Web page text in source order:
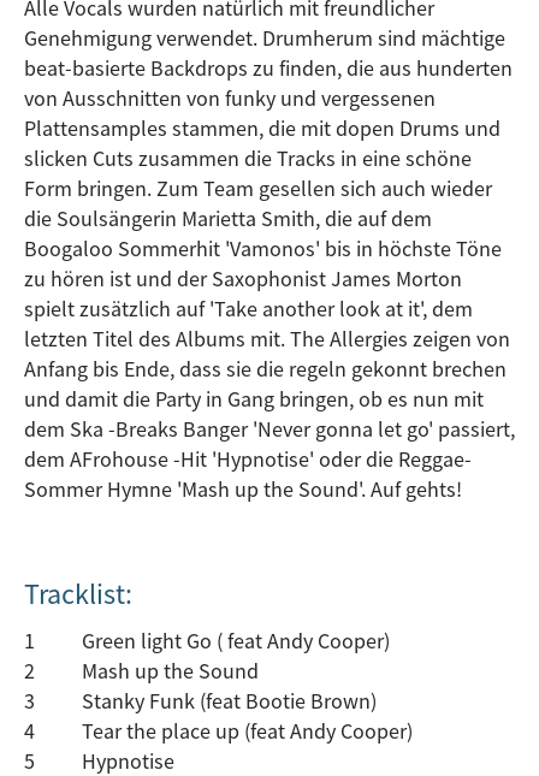
Alle Vocals wurden natürlich mit freundlicher
Genehmigung verwendet. Drumherum sind mächtige
beat-basierte Backdrops zu finden, die aus hunderten
von Ausschnitten von funky und vergessenen
Plattensamples stammen, die mit dopen Drums und
slicken Cuts zusammen die Tracks in eine schöne
Form bringen. Zum Team gesellen sich auch wieder
die Soulsängerin Marietta Smith, die auf dem
Boogaloo Sommerhit 'Vamonos' bis in höchste Töne
zu hören ist und der Saxophonist James Morton
spielt zusätzlich auf 'Take another look at it', dem
letzten Titel des Albums mit. The Allergies zeigen von
Anfang bis Ende, dass sie die regeln gekonnt brechen
und damit die Party in Gang bringen, ob es nun mit
dem Ska -Breaks Banger 'Never gonna let go' passiert,
dem AFrohouse -Hit 'Hypnotise' oder die Reggae-
Sommer Hymne 'Mash up the Sound'. Auf gehts!
Tracklist:
1
Green light Go ( feat Andy Cooper)
2
Mash up the Sound
3
Stanky Funk (feat Bootie Brown)
4
Tear the place up (feat Andy Cooper)
5
Hypnotise